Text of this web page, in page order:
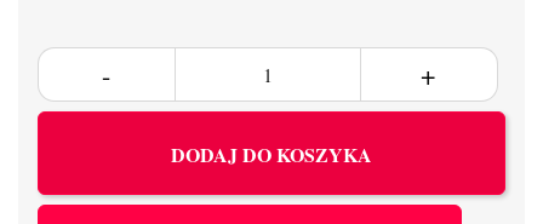
DODAJ DO KOSZYKA